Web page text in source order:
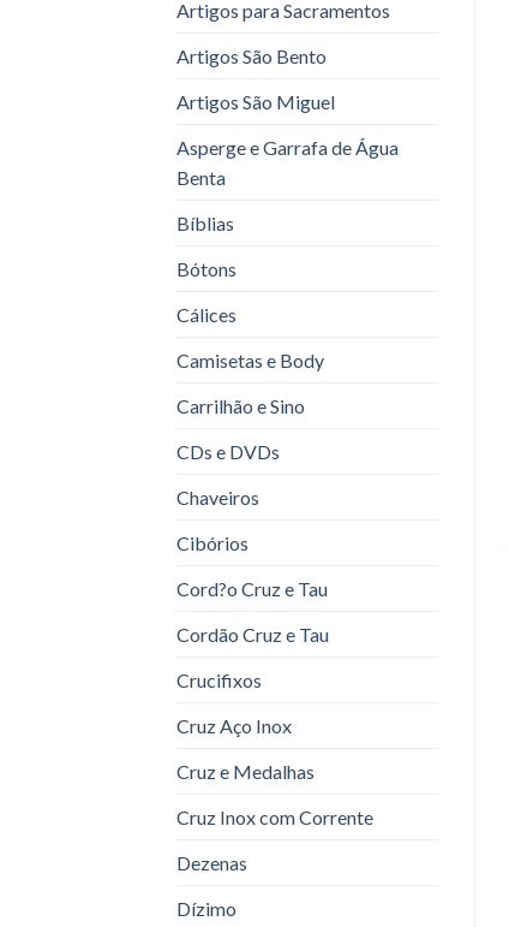
Artigos para Sacramentos
Artigos São Bento
Artigos São Miguel
Asperge e Garrafa de Água
Benta
Bíblias
Bótons
Cálices
Camisetas e Body
Carrilhão e Sino
CDs e DVDs
Chaveiros
Cibórios
Cord?o Cruz e Tau
Cordão Cruz e Tau
Crucifixos
Cruz Aço Inox
Cruz e Medalhas
Cruz Inox com Corrente
Dezenas
Dízimo